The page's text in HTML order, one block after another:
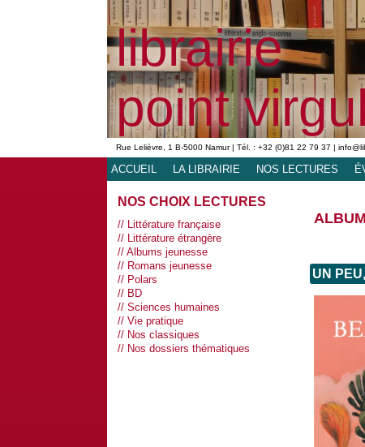
librairie
point
Rue Lelièvre, 1 B-5000 Namur | Tél. : +32 (0)81 22 79 37 |
ACCUEIL LA LIBRAIRIE NOS LECTURES
NOS CHOIX LECTURES
Littérature française
Littérature étrangère
Albums jeunesse
Romans jeunesse
Polars
BD
Sciences humaines
Vie pratique
Nos classiques
Nos dossiers thématiques
UN